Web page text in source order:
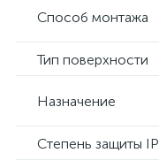
Способ монтажа
Тип поверхности
Назначение
Степень защиты IP